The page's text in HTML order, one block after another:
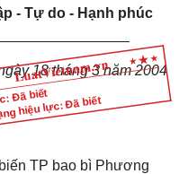
Đã biết
hiệu lực: Đã biết
- Tự do - Hạnh phúc
18 tháng 3 năm 2004
TP bao bì Phương